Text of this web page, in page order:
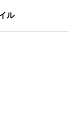
ル